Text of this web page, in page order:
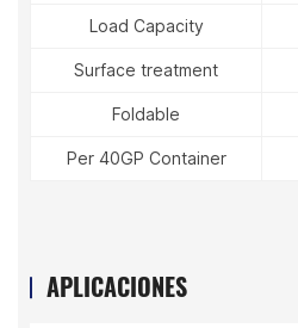
Load Capacity
Surface treatment
Foldable
Per 40GP Container
APLICACIONES